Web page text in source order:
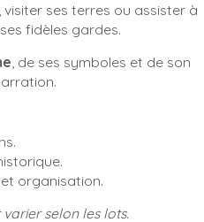
ses terres ou assister à
fidèles gardes.
, de ses symboles et de son
organisation.
selon les lots.